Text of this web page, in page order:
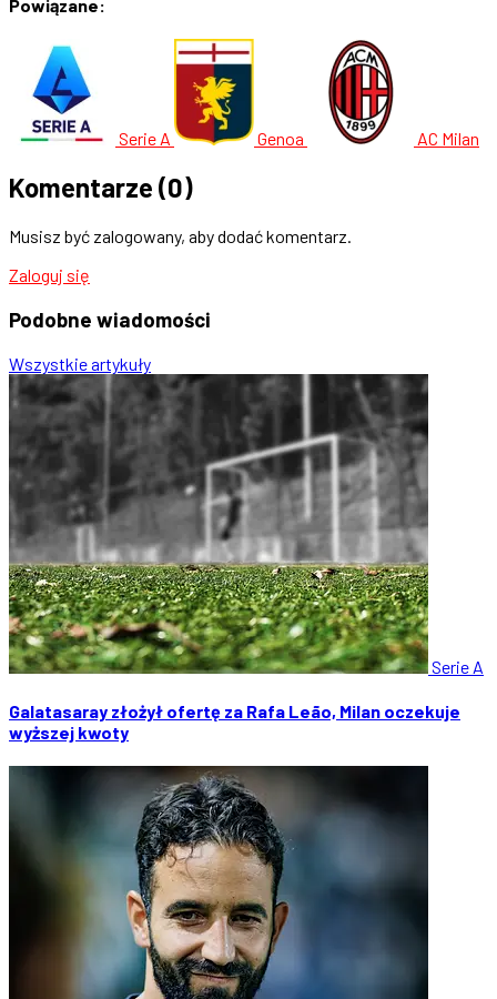
Powiązane:
Serie A Genoa AC Milan
Komentarze (0)
Musisz być zalogowany, aby dodać komentarz.
Zaloguj się
Podobne wiadomości
Wszystkie artykuły
Serie A
Galatasaray złożył ofertę za Rafa Leão, Milan oczekuje
wyższej kwoty